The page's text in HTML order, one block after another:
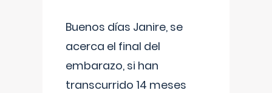
Buenos días Janire, se
acerca el final del
embarazo, si han
transcurrido 14 meses